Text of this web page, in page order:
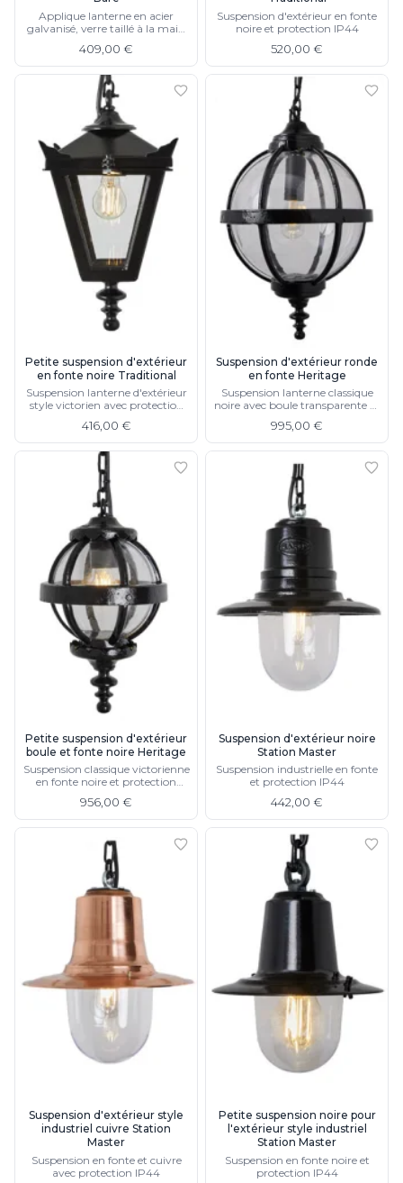
Applique lanterne en acier
galvanisé, verre taillé à la main
409,00 €
Suspension d'extérieur en fonte
noire et protection IP44
520,00 €
Petite suspension d'extérieur
en fonte noire Traditional
Suspension lanterne d'extérieur
style victorien avec protection
416,00 €
Suspension d'extérieur ronde
en fonte Heritage
Suspension lanterne classique
noire avec boule transparente et
995,00 €
Petite suspension d'extérieur
boule et fonte noire Heritage
Suspension classique victorienne
en fonte noire et protection
956,00 €
Suspension d'extérieur noire
Station Master
Suspension industrielle en fonte
et protection IP44
442,00 €
Suspension d'extérieur style
industriel cuivre Station
Master
Suspension en fonte et cuivre
avec protection IP44
Petite suspension noire pour
l'extérieur style industriel
Station Master
Suspension en fonte noire et
protection IP44